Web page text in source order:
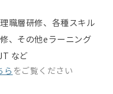
職層研修、各種スキル
、その他eラーニング
など
ら をご覧ください